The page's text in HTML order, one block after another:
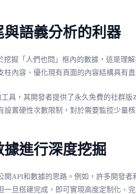
與語義分析的利器
挖掘「人們也問」框內的數據，這是理
柱內容、優化現有頁面的內容結構具有
工具，其開發者提供了永久免費的社群
設置硬性次數限制，對於需要監控少量
進行深度挖掘
開API和數據的思路。例如，許多開發
一旦搭建完成，即可實現高度定制化、